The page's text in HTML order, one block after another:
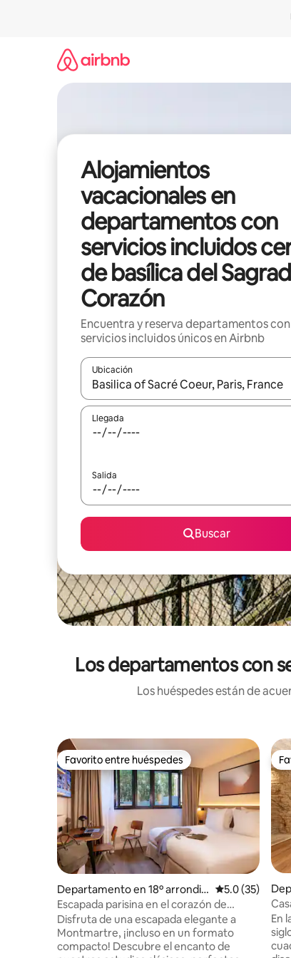
Alojamientos
vacacionales en
departamentos con
servicios incluidos
de basílica del
Corazón
Encuentra y reserva departamentos con
servicios incluidos únicos en Airbnb
Ubicación
Cuando los resultados estén disponibles,
Llegada
Salida
Buscar
Los departamentos con
Los huéspedes están de
Favorito entre huéspedes
Favorito entre huéspedes
Departamento en 18º arrondis
sement
Calificación
5.0 (35)
Escapada parisina en el corazón de
Montmartre
Disfruta de una escapada elegante a
Montmartre, ¡incluso en un formato
compacto! Descubre el encanto de
En